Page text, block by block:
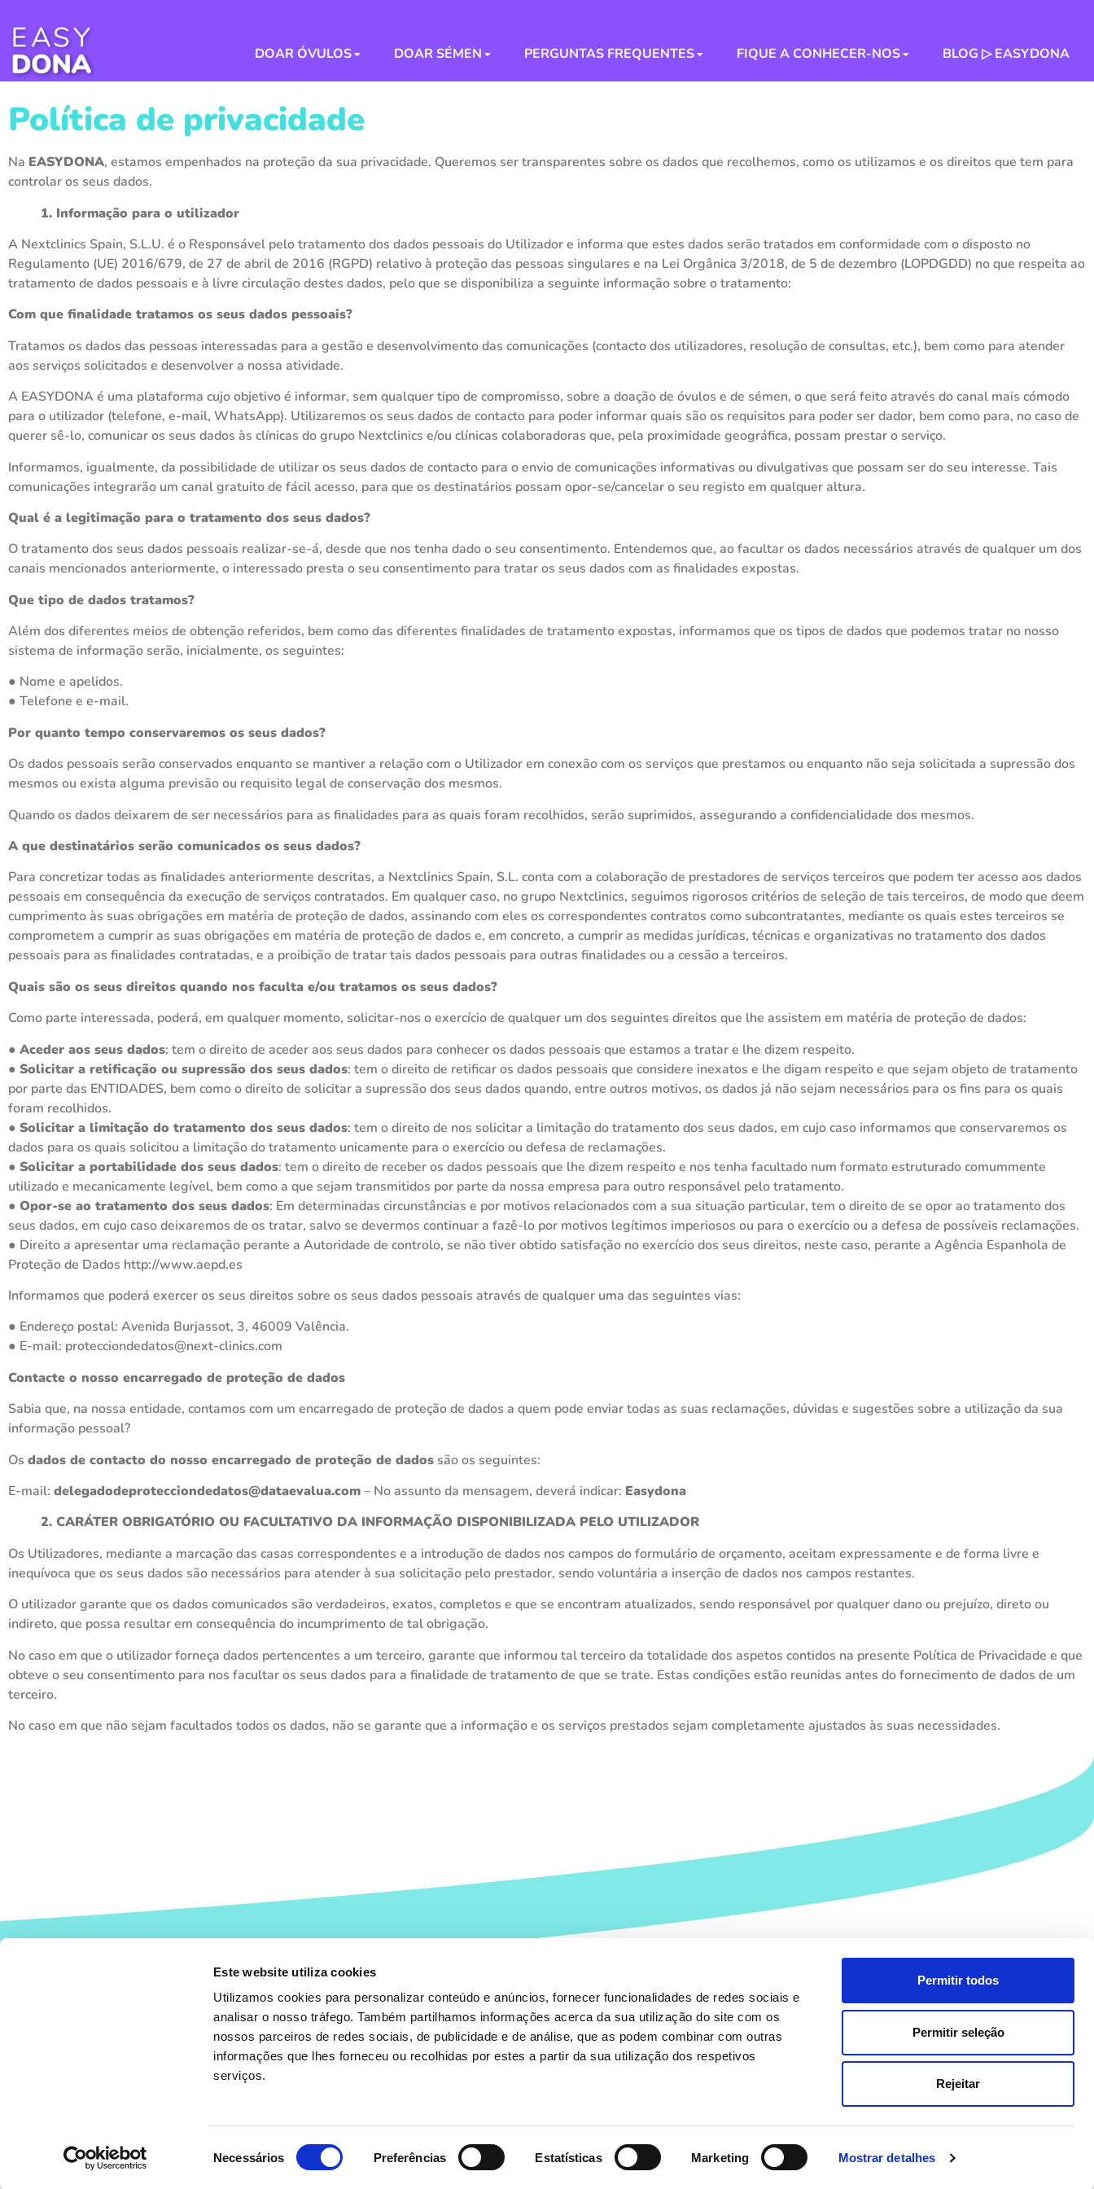
Este website utiliza cookies
Utilizamos cookies para personalizar conteúdo e anúncios, fornecer funcionalidades de redes sociais e
analisar o nosso tráfego. Também partilhamos informações acerca da sua utilização do site com os
nossos parceiros de redes sociais, de publicidade e de análise, que as podem combinar com outras
informações que lhes forneceu ou recolhidas por estes a partir da sua utilização dos respetivos
serviços.
de
Necessários Preferências Estatísticas Marketing Mostrar detalhes
Permitir todos
Permitir seleção
Rejeitar
DOAR ÓVULOS DOAR SÉMEN PERGUNTAS FREQUENTES FIQUE A CONHECER-NOS BLOG ▷ EASYDONA
Política de privacidade
Na EASYDONA, estamos empenhados na proteção da sua privacidade. Queremos ser transparentes sobre os dados que recolhemos, como os utilizamos e os direitos que tem para
controlar os seus dados.
1. Informação para o utilizador
A Nextclinics Spain, S.L.U. é o Responsável pelo tratamento dos dados pessoais do Utilizador e informa que estes dados serão tratados em conformidade com o disposto no
Regulamento (UE) 2016/679, de 27 de abril de 2016 (RGPD) relativo à proteção das pessoas singulares e na Lei Orgânica 3/2018, de 5 de dezembro (LOPDGDD) no que respeita ao
tratamento de dados pessoais e à livre circulação destes dados, pelo que se disponibiliza a seguinte informação sobre o tratamento:
Com que finalidade tratamos os seus dados pessoais?
Tratamos os dados das pessoas interessadas para a gestão e desenvolvimento das comunicações (contacto dos utilizadores, resolução de consultas, etc.), bem como para atender
aos serviços solicitados e desenvolver a nossa atividade.
A EASYDONA é uma plataforma cujo objetivo é informar, sem qualquer tipo de compromisso, sobre a doação de óvulos e de sémen, o que será feito através do canal mais cómodo
para o utilizador (telefone, e-mail, WhatsApp). Utilizaremos os seus dados de contacto para poder informar quais são os requisitos para poder ser dador, bem como para, no caso de
querer sê-lo, comunicar os seus dados às clínicas do grupo Nextclinics e/ou clínicas colaboradoras que, pela proximidade geográfica, possam prestar o serviço.
Informamos, igualmente, da possibilidade de utilizar os seus dados de contacto para o envio de comunicações informativas ou divulgativas que possam ser do seu interesse. Tais
comunicações integrarão um canal gratuito de fácil acesso, para que os destinatários possam opor-se/cancelar o seu registo em qualquer altura.
Qual é a legitimação para o tratamento dos seus dados?
O tratamento dos seus dados pessoais realizar-se-á, desde que nos tenha dado o seu consentimento. Entendemos que, ao facultar os dados necessários através de qualquer um dos
canais mencionados anteriormente, o interessado presta o seu consentimento para tratar os seus dados com as finalidades expostas.
Que tipo de dados tratamos?
Além dos diferentes meios de obtenção referidos, bem como das diferentes finalidades de tratamento expostas, informamos que os tipos de dados que podemos tratar no nosso
sistema de informação serão, inicialmente, os seguintes:
● Nome e apelidos.
● Telefone e e-mail.
Por quanto tempo conservaremos os seus dados?
Os dados pessoais serão conservados enquanto se mantiver a relação com o Utilizador em conexão com os serviços que prestamos ou enquanto não seja solicitada a supressão dos
mesmos ou exista alguma previsão ou requisito legal de conservação dos mesmos.
Quando os dados deixarem de ser necessários para as finalidades para as quais foram recolhidos, serão suprimidos, assegurando a confidencialidade dos mesmos.
A que destinatários serão comunicados os seus dados?
Para concretizar todas as finalidades anteriormente descritas, a Nextclinics Spain, S.L. conta com a colaboração de prestadores de serviços terceiros que podem ter acesso aos dados
pessoais em consequência da execução de serviços contratados. Em qualquer caso, no grupo Nextclinics, seguimos rigorosos critérios de seleção de tais terceiros, de modo que deem
cumprimento às suas obrigações em matéria de proteção de dados, assinando com eles os correspondentes contratos como subcontratantes, mediante os quais estes terceiros se
comprometem a cumprir as suas obrigações em matéria de proteção de dados e, em concreto, a cumprir as medidas jurídicas, técnicas e organizativas no tratamento dos dados
pessoais para as finalidades contratadas, e a proibição de tratar tais dados pessoais para outras finalidades ou a cessão a terceiros.
Quais são os seus direitos quando nos faculta e/ou tratamos os seus dados?
Como parte interessada, poderá, em qualquer momento, solicitar-nos o exercício de qualquer um dos seguintes direitos que lhe assistem em matéria de proteção de dados:
● Aceder aos seus dados: tem o direito de aceder aos seus dados para conhecer os dados pessoais que estamos a tratar e lhe dizem respeito.
● Solicitar a retificação ou supressão dos seus dados: tem o direito de retificar os dados pessoais que considere inexatos e lhe digam respeito e que sejam objeto de tratamento
por parte das ENTIDADES, bem como o direito de solicitar a supressão dos seus dados quando, entre outros motivos, os dados já não sejam necessários para os fins para os quais
foram recolhidos.
● Solicitar a limitação do tratamento dos seus dados: tem o direito de nos solicitar a limitação do tratamento dos seus dados, em cujo caso informamos que conservaremos os
dados para os quais solicitou a limitação do tratamento unicamente para o exercício ou defesa de reclamações.
● Solicitar a portabilidade dos seus dados: tem o direito de receber os dados pessoais que lhe dizem respeito e nos tenha facultado num formato estruturado comummente
utilizado e mecanicamente legível, bem como a que sejam transmitidos por parte da nossa empresa para outro responsável pelo tratamento.
● Opor-se ao tratamento dos seus dados: Em determinadas circunstâncias e por motivos relacionados com a sua situação particular, tem o direito de se opor ao tratamento dos
seus dados, em cujo caso deixaremos de os tratar, salvo se devermos continuar a fazê-lo por motivos legítimos imperiosos ou para o exercício ou a defesa de possíveis reclamações.
● Direito a apresentar uma reclamação perante a Autoridade de controlo, se não tiver obtido satisfação no exercício dos seus direitos, neste caso, perante a Agência Espanhola de
Proteção de Dados http://www.aepd.es
Informamos que poderá exercer os seus direitos sobre os seus dados pessoais através de qualquer uma das seguintes vias:
● Endereço postal: Avenida Burjassot, 3, 46009 Valência.
● E-mail: protecciondedatos@next-clinics.com
Contacte o nosso encarregado de proteção de dados
Sabia que, na nossa entidade, contamos com um encarregado de proteção de dados a quem pode enviar todas as suas reclamações, dúvidas e sugestões sobre a utilização da sua
informação pessoal?
Os dados de contacto do nosso encarregado de proteção de dados são os seguintes:
E-mail: delegadodeprotecciondedatos@dataevalua.com– No assunto da mensagem, deverá indicar: Easydona
2. CARÁTER OBRIGATÓRIO OU FACULTATIVO DA INFORMAÇÃO DISPONIBILIZADA PELO UTILIZADOR
Os Utilizadores, mediante a marcação das casas correspondentes e a introdução de dados nos campos do formulário de orçamento, aceitam expressamente e de forma livre e
inequívoca que os seus dados são necessários para atender à sua solicitação pelo prestador, sendo voluntária a inserção de dados nos campos restantes.
O utilizador garante que os dados comunicados são verdadeiros, exatos, completos e que se encontram atualizados, sendo responsável por qualquer dano ou prejuízo, direto ou
indireto, que possa resultar em consequência do incumprimento de tal obrigação.
No caso em que o utilizador forneça dados pertencentes a um terceiro, garante que informou tal terceiro da totalidade dos aspetos contidos na presente Política de Privacidade e que
obteve o seu consentimento para nos facultar os seus dados para a finalidade de tratamento de que se trate. Estas condições estão reunidas antes do fornecimento de dados de um
terceiro.
No caso em que não sejam facultados todos os dados, não se garante que a informação e os serviços prestados sejam completamente ajustados às suas necessidades.
Onde estamos?
Doação de óvulos Faro (Portugal
moc.anodysae@ofni
Política de cookies